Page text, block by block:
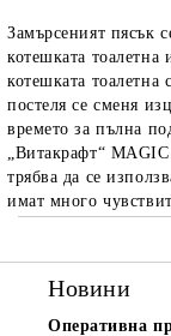
Замърсеният пясък
котешката
котешката тоалетна
постеля се сменя
времето за пълна
„Витакрафт“ MAGIC
трябва да се
имат много
Новини
Оперативна